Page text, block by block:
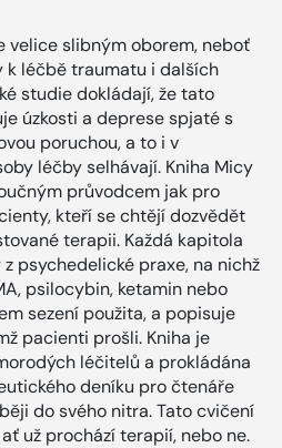
velice slibným oborem, neboť
k léčbě traumatu i dalších
studie dokládají, že tato
úzkosti a deprese spjaté s
poruchou, a to i v
léčby selhávají. Kniha Micy
průvodcem jak pro
kteří se chtějí dozvědět
terapii. Každá kapitola
psychedelické praxe, na nichž
psilocybin, ketamin nebo
sezení použita, a popisuje
pacienti prošli. Kniha je
léčitelů a prokládána
deníku pro čtenáře
do svého nitra. Tato cvičení
už prochází terapií, nebo ne.